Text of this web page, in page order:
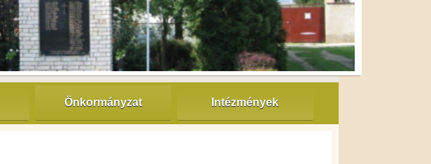
Önkormányzat Intézmények